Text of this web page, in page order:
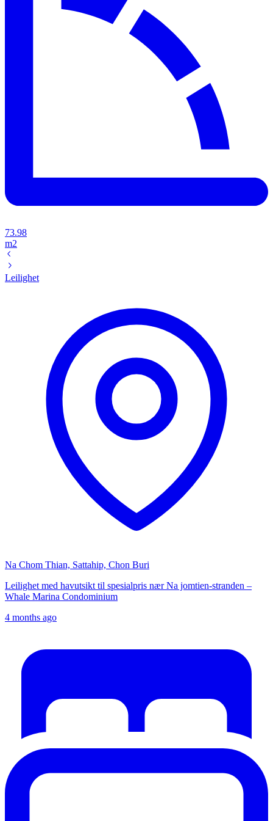
73.98
m2
Leilighet
Na Chom Thian, Sattahip, Chon Buri
Leilighet med havutsikt til spesialpris nær Na jomtien-stranden –
Whale Marina Condominium
4 months ago